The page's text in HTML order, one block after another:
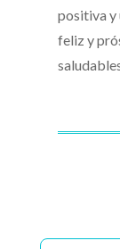
positiva y
feliz y